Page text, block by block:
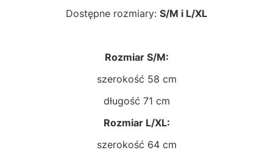
Dostępne rozmiary: S/M i L/XL
Rozmiar S/M:
szerokość 58 cm
długość 71 cm
Rozmiar L/XL:
szerokość 64 cm